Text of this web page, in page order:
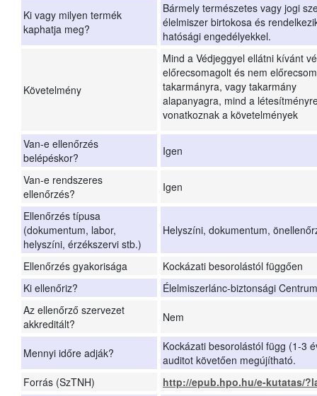
Ki vagy milyen termék
kaphatja meg?
Bármely természetes vagy jogi
élelmiszer birtokosa és
hatósági engedélyekkel.
Követelmény
Mind a Védjeggyel ellátni kívánt
előrecsomagolt és nem
takarmányra, vagy takarmány
alapanyagra, mind a
vonatkoznak a követelmények
Van-e ellenőrzés
belépéskor?
Igen
Van-e rendszeres
ellenőrzés?
Igen
Ellenőrzés típusa
(dokumentum, labor,
helyszíni, érzékszervi stb.)
Helyszíni, dokumentum,
Ellenőrzés gyakorisága
Kockázati besorolástól függően
Ki ellenőriz?
Élelmiszerlánc-biztonsági
Az ellenőrző szervezet
akkreditált?
Nem
Mennyi időre adják?
Kockázati besorolástól függ (1-3
auditot követően megújítható.
Forrás (SzTNH)
http://epub.hpo.hu/e-kutatas/